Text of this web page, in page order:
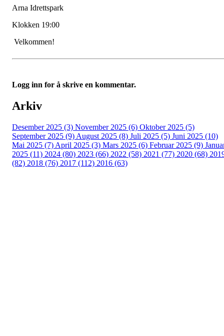
Arna Idrettspark
Klokken 19:00
Velkommen!
Logg inn for å skrive en kommentar.
Arkiv
Desember 2025 (3) November 2025 (6) Oktober 2025 (5)
September 2025 (9) August 2025 (8) Juli 2025 (5) Juni 2025 (10)
Mai 2025 (7) April 2025 (3) Mars 2025 (6) Februar 2025 (9)
2025 (11) 2024 (80) 2023 (66) 2022 (58) 2021 (77) 2020 (68)
(82) 2018 (76) 2017 (112) 2016 (63)